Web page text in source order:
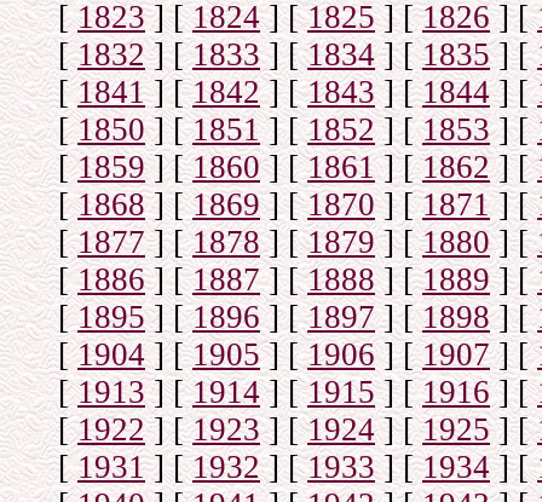
[1823] [1824] [1825] [1826] [
[1832] [1833] [1834] [1835] [
[1841] [1842] [1843 ] [1844] [
[1850] [1851] [1852] [1853] [
[1859] [1860] [1861] [1862] [
[1868] [1869] [1870] [1871] [
[1877] [1878] [1879] [1880] [
[1886] [1887] [1888] [1889] [
[1895] [1896] [1897] [1898] [
[1904] [1905] [1906 ] [1907] [
[1913] [1914] [1915] [1916] [
[1922] [1923] [1924] [1925] [
[1931] [1932] [1933] [1934] [